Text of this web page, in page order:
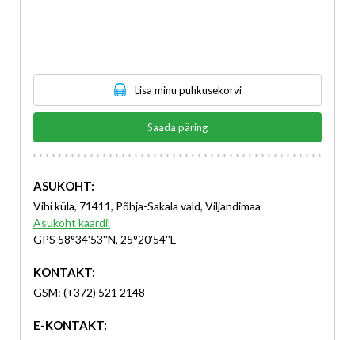
Lisa minu puhkusekorvi
Saada päring
ASUKOHT:
Vihi küla, 71411, Põhja-Sakala vald, Viljandimaa
Asukoht kaardil
GPS 58°34'53''N, 25°20'54''E
KONTAKT:
GSM: (+372) 521 2148
E-KONTAKT: